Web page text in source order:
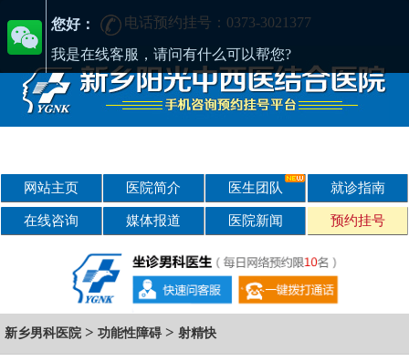
电话预约挂号：0373-3021377
在新乡哪家男科医院好?找正规医院-新乡阳光男科医院
网站主页 医院简介 医生团队 就诊指南
在线咨询 媒体报道 医院新闻 预约挂号
新乡男科医院 > 功能性障碍 > 射精快
您好：
我是在线客服，请问有什么可以帮您?